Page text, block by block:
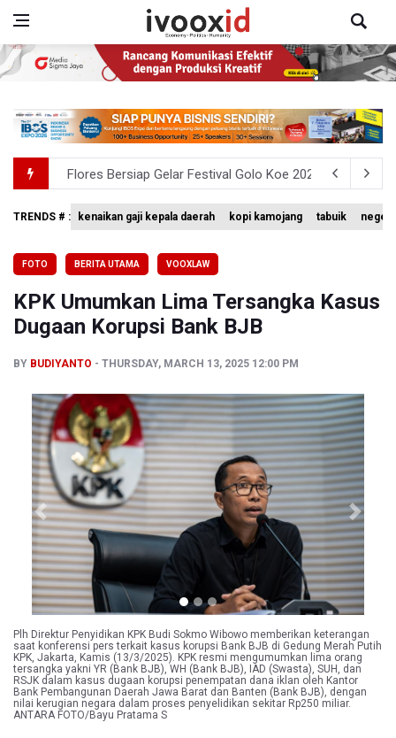
Flores Bersiap Gelar Festival Golo Koe 2026,
Kemkomdigi Targetkan Reaktivasi IGRS Rampung 2026
BGN Wajibkan Ompreng MBG Cantumkan Batas Waktu
BEI Catat Pertumbuhan Investor Saham Capai 10,05
TRENDS # : kenaikan gaji kepala daerah kopi kamojang tabuik
FOTO BERITA UTAMA VOOXLAW
KPK Umumkan Lima Tersangka Kasus
Dugaan Korupsi Bank BJB
BY BUDIYANTO THURSDAY, MARCH 13, 2025 12:00 PM
Previous Next
Plh Direktur Penyidikan KPK Budi Sokmo Wibowo memberikan keterangan
saat konferensi pers terkait kasus korupsi Bank BJB di Gedung Merah Putih
KPK, Jakarta, Kamis (13/3/2025). KPK resmi mengumumkan lima orang
tersangka yakni YR (Bank BJB), WH (Bank BJB), IAD (Swasta), SUH, dan
RSJK dalam kasus dugaan korupsi penempatan dana iklan oleh Kantor
Bank Pembangunan Daerah Jawa Barat dan Banten (Bank BJB), dengan
nilai kerugian negara dalam proses penyelidikan sekitar Rp250 miliar.
ANTARA FOTO/Bayu Pratama S